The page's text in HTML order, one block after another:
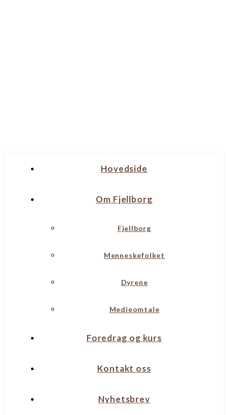
Hovedside
Om Fjellborg
Fjellborg
Menneskefolket
Dyrene
Medieomtale
Foredrag og kurs
Kontakt oss
Nyhetsbrev